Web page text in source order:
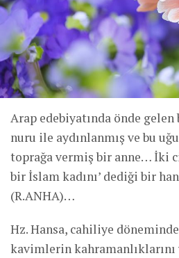
Arap edebiyatında önde
nuru ile aydınlanmış ve bu
toprağa vermiş bir anne… İki
bir İslam kadını’ dediği bir
(R.ANHA)…
Hz. Hansa, cahiliye
kavimlerin kahramanlıklarını